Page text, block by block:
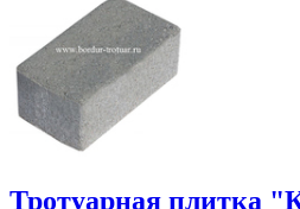
Тротуарная плитка